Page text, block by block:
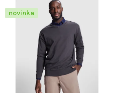
o
dnovinka